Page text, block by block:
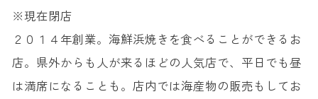
※現在閉店
２０１４年創業。海鮮浜焼きを食べることができるお
店。県外からも人が来るほどの人気店で、平日でも昼
は満席になることも。店内では海産物の販売もしてお